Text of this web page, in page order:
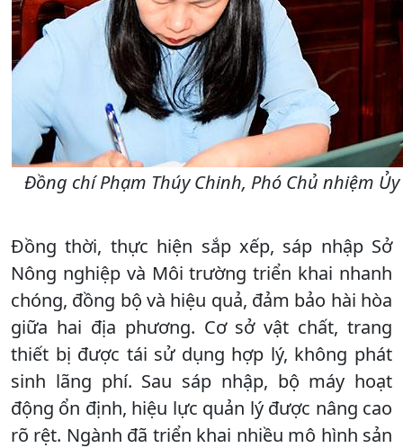
Đồng chí Phạm Thúy Chinh, Phó Chủ nhiệm
Đồng thời, thực hiện sắp xếp, sáp nhập Sở
Nông nghiệp và Môi trường triển khai nhanh
chóng, đồng bộ và hiệu quả, đảm bảo hài hòa
giữa hai địa phương. Cơ sở vật chất, trang
thiết bị được tái sử dụng hợp lý, không phát
sinh lãng phí. Sau sáp nhập, bộ máy hoạt
động ổn định, hiệu lực quản lý được nâng cao
rõ rệt. Ngành đã triển khai nhiều mô hình sản